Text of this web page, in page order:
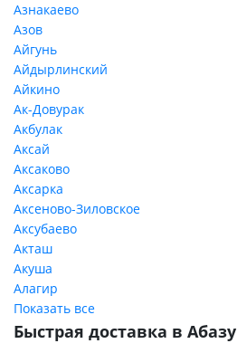
Азнакаево
Азов
Айгунь
Айдырлинский
Айкино
Ак-Довурак
Акбулак
Аксай
Аксаково
Аксарка
Аксеново-Зиловское
Аксубаево
Акташ
Акуша
Алагир
Показать все
Быстрая доставка в Абазу